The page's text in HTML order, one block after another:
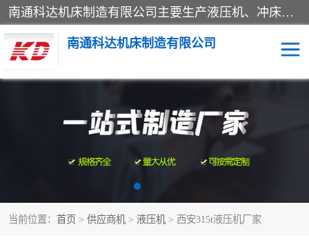
南通科达机床制造有限公司主要生产液压机、冲床、压力机等产品；本公司采用现代化企业的管理方法进行管理，立足于产品的质量管理，以优秀的品质、新颖的设计、合理的价格、完善的服务赢得广大客户的充分信赖和良好的口碑。领导层将运用科学管理方法及长期积累下来的经验和广泛领域吸取来新的技术不断调整产品结构，为市场提供精良的各类机械设备。企业将坚持与国内外各界朋友，真诚合作，共创辉煌。
南通科达机床制造有限公司
当前位置： 首页 > 供应商机 > 液压机 > 西安315t液压机厂家
四柱液压机 液压机
卷板机